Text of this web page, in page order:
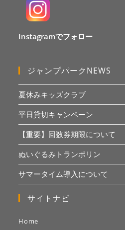
Instagramでフォロー
ジャンプパークNEWS
夏休みキッズクラブ
平日貸切キャンペーン
【重要】回数券期限について
ぬいぐるみトランポリン
サマータイム導入について
サイトナビ
Home